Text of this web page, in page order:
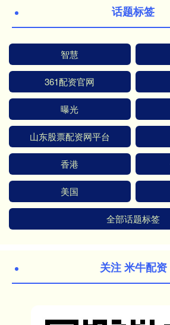
话题标签
智慧
361配资官网
曝光
山东股票配资网平台
香港
美国
全部话题标签
关注 米牛配资